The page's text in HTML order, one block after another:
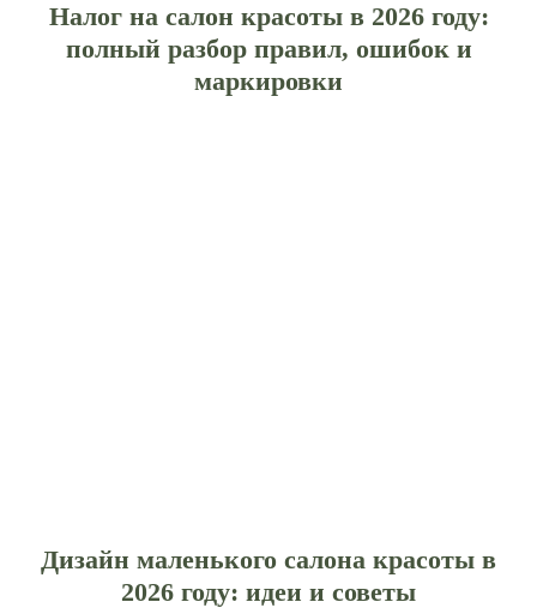
Налог на салон красоты в 2026 году:
полный разбор правил, ошибок и
маркировки
Дизайн маленького салона красоты в
2026 году: идеи и советы